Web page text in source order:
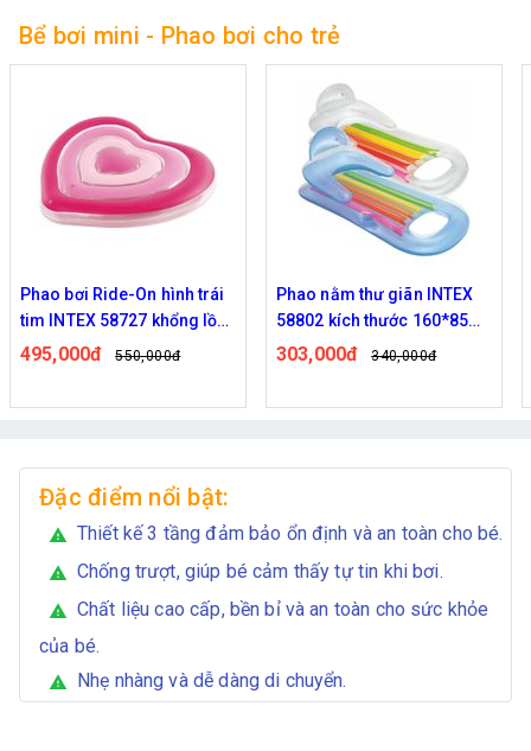
Bể bơi mini - Phao bơi cho trẻ
Phao bơi Ride-On hình trái
tim INTEX 58727 khổng lồ
kích thước 168x142 cm
495,000đ 550,000đ
Phao nằm thư giãn INTEX
58802 kích thước 160*85
cm có tay nắm vịn và chỗ
303,000đ 340,000đ
Đặc điểm nổi bật:
warning Thiết kế 3 tầng đảm bảo ổn định và an toàn cho bé.
warning Chống trượt, giúp bé cảm thấy tự tin khi bơi.
warning
Chất liệu cao cấp, bền bỉ và an toàn cho sức khỏe
của bé.
warning Nhẹ nhàng và dễ dàng di chuyển.